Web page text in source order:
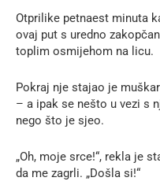
Otprilike petnaest minuta
ovaj put s uredno
toplim osmijehom na licu.
Pokraj nje stajao je
– a ipak se nešto u vezi s
nego što je sjeo.
„Oh, moje srce!“, rekla je
da me zagrli. „Došla si!“